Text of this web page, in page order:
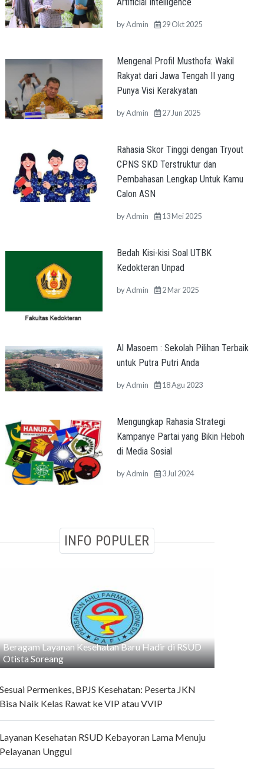
byAdmin 29 Okt 2025
Mengenal Profil Musthofa: Wakil
Rakyat dari Jawa Tengah II yang
Punya Visi Kerakyatan
byAdmin 27 Jun 2025
Rahasia Skor Tinggi dengan Tryout
CPNS SKD Terstruktur dan
Pembahasan Lengkap Untuk Kamu
Calon ASN
byAdmin 13 Mei 2025
Bedah Kisi-kisi Soal UTBK
Kedokteran Unpad
byAdmin 2 Mar 2025
Al Masoem : Sekolah Pilihan Terbaik
untuk Putra Putri Anda
byAdmin 18 Agu 2023
Mengungkap Rahasia Strategi
Kampanye Partai yang Bikin Heboh
di Media Sosial
byAdmin 3 Jul 2024
INFO POPULER
Beragam Layanan Kesehatan Baru Hadir di RSUD
Otista Soreang
Permenkes, BPJS Kesehatan: Peserta JKN
Naik Kelas Rawat ke VIP atau VVIP
Kesehatan RSUD Kebayoran Lama Menuju
Unggul